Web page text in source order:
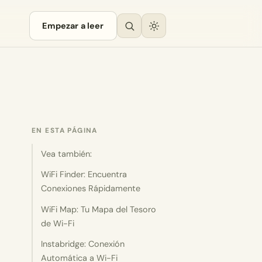
Empezar a leer
EN ESTA PÁGINA
Vea también:
WiFi Finder: Encuentra
Conexiones Rápidamente
WiFi Map: Tu Mapa del Tesoro
de Wi-Fi
Instabridge: Conexión
Automática a Wi-Fi